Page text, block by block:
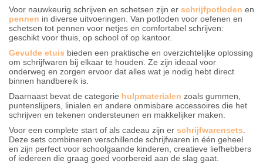
Voor nauwkeurig schrijven en schetsen zijn er schrijfpotloden en
pennen in diverse uitvoeringen. Van potloden voor oefenen en
schetsen tot pennen voor netjes en comfortabel schrijven:
geschikt voor thuis, op school of op kantoor.
Gevulde etuis bieden een praktische en overzichtelijke oplossing
om schrijfwaren bij elkaar te houden. Ze zijn ideaal voor
onderweg en zorgen ervoor dat alles wat je nodig hebt direct
binnen handbereik is.
Daarnaast bevat de categorie hulpmaterialen zoals gummen,
puntenslijpers, linialen en andere onmisbare accessoires die het
schrijven en tekenen ondersteunen en makkelijker maken.
Voor een complete start of als cadeau zijn er schrijfwarensets.
Deze sets combineren verschillende schrijfwaren in één geheel
en zijn perfect voor schoolgaande kinderen, creatieve liefhebbers
of iedereen die graag goed voorbereid aan de slag gaat.